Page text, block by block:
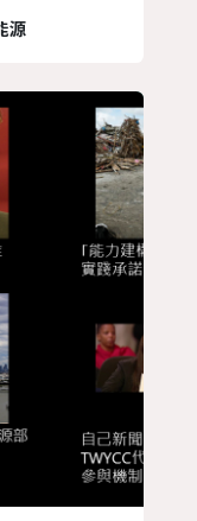
自主決定
有差距，
合組織
包容且透
標...
源